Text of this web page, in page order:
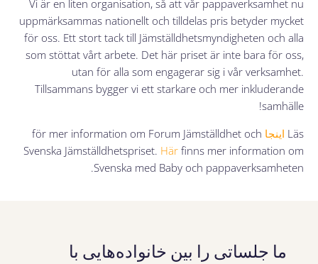
Vi är en liten organisation, så att vår pappaverksamhet nu
uppmärksammas nationellt och tilldelas pris betyder mycket
för oss. Ett stort tack till Jämställdhetsmyndigheten och alla
som stöttat vårt arbete. Det här priset är inte bara för oss,
utan för alla som engagerar sig i vår verksamhet.
Tillsammans bygger vi ett starkare och mer inkluderande
samhälle!
Läs اینجا för mer information om Forum Jämställdhet och
Svenska Jämställdhetspriset. Här finns mer information om
Svenska med Baby och pappaverksamheten.
ما جلساتی را بین خانواده‌هایی با